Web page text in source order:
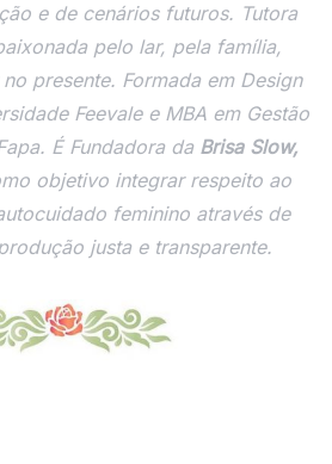
e de cenários futuros. Tutora
pelo lar, pela família,
presente. Formada em Design
Feevale e MBA em Gestão
É Fundadora da Brisa Slow,
objetivo integrar respeito ao
feminino através de
justa e transparente.